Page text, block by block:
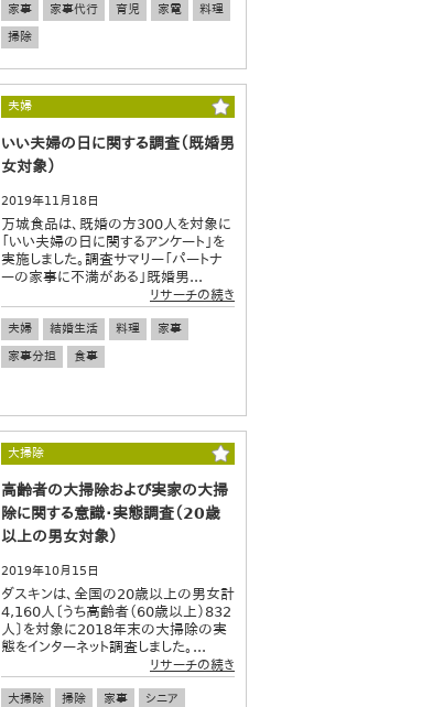
家事
家事代行 育児 家電
料理
掃除
夫婦
いい夫婦の日に関する調査（既婚男
女対象）
2019年11月18日
万城食品は、既婚の方300人を対象に
「いい夫婦の日に関するアンケート」を
実施しました。調査サマリー「パートナ
ーの家事に不満がある」既婚男...
リサーチの続き
夫婦 結婚生活 料理
家事
家事分担
食事
大掃除
高齢者の大掃除および実家の大掃
除に関する意識・実態調査（20歳
以上の男女対象）
2019年10月15日
ダスキンは、全国の20歳以上の男女計
4,160人〔うち高齢者（60歳以上）832
人〕を対象に2018年末の大掃除の実
態をインターネット調査しました。...
リサーチの続き
大掃除 掃除 家事
シニア